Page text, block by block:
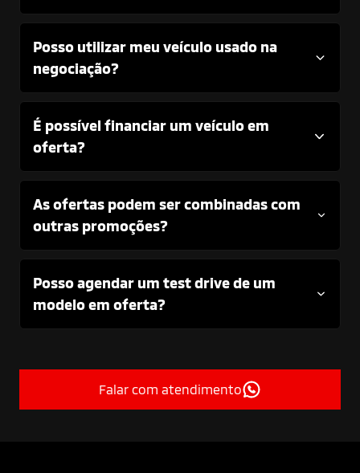
Posso utilizar meu veículo usado na
negociação?
É possível financiar um veículo em
oferta?
As ofertas podem ser combinadas com
outras promoções?
Posso agendar um test drive de um
modelo em oferta?
Falar com atendimento